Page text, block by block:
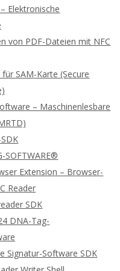
Elektronische
von PDF-Dateien mit NFC
SAM-Karte (Secure
– Maschinenlesbare
SOFTWARE®
Extension – Browser-
Reader
SDK
DNA-Tag-
Signatur-Software SDK